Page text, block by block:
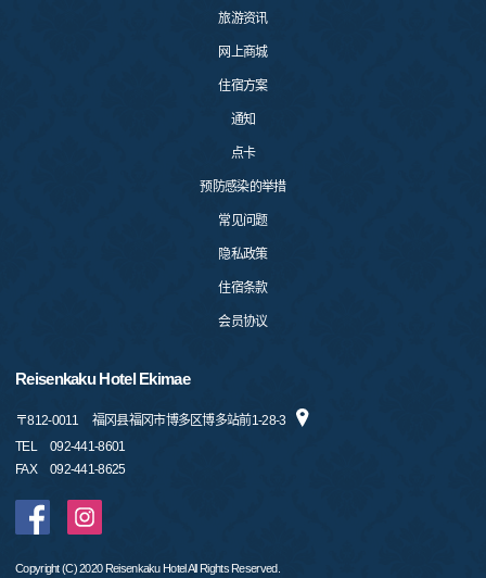
旅游资讯
网上商城
住宿方案
通知
点卡
预防感染的举措
常见问题
隐私政策
住宿条款
会员协议
Reisenkaku Hotel Ekimae
〒812-0011
福冈县福冈市博多区博多站前1-28-3
TEL
092-441-8601
FAX
092-441-8625
Copyright (C) 2020 Reisenkaku Hotel All Rights Reserved.